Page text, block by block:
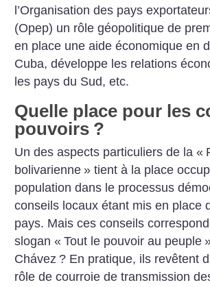
l’Organisation des pays
(Opep) un rôle géopolitique de
en place une aide économique en
Cuba, développe les relations
les pays du Sud, etc.
Quelle place pour les
pouvoirs ?
Un des aspects particuliers de la «
bolivarienne » tient à la place
population dans le processus
conseils locaux étant mis en place
pays. Mais ces conseils
slogan « Tout le pouvoir au peuple
Chávez ? En pratique, ils revêtent
rôle de courroie de transmission